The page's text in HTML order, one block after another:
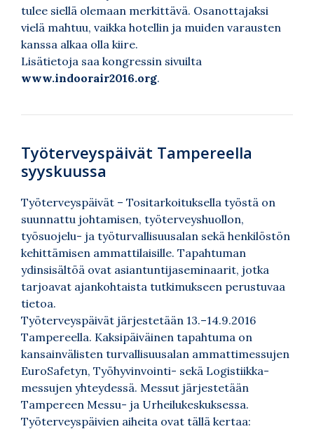
tulee siellä olemaan merkittävä. Osanottajaksi
vielä mahtuu, vaikka hotellin ja muiden varausten
kanssa alkaa olla kiire.
Lisätietoja saa kongressin sivuilta
www.indoorair2016.org.
Työterveyspäivät Tampereella
syyskuussa
Työterveyspäivät – Tositarkoituksella työstä on
suunnattu johtamisen, työterveyshuollon,
työsuojelu- ja työturvallisuusalan sekä henkilöstön
kehittämisen ammattilaisille. Tapahtuman
ydinsisältöä ovat asiantuntijaseminaarit, jotka
tarjoavat ajankohtaista tutkimukseen perustuvaa
tietoa.
Työterveyspäivät järjestetään 13.–14.9.2016
Tampereella. Kaksipäiväinen tapahtuma on
kansainvälisten turvallisuusalan ammattimessujen
EuroSafetyn, Työhyvinvointi- sekä Logistiikka-
messujen yhteydessä. Messut järjestetään
Tampereen Messu- ja Urheilukeskuksessa.
Työterveyspäivien aiheita ovat tällä kertaa: